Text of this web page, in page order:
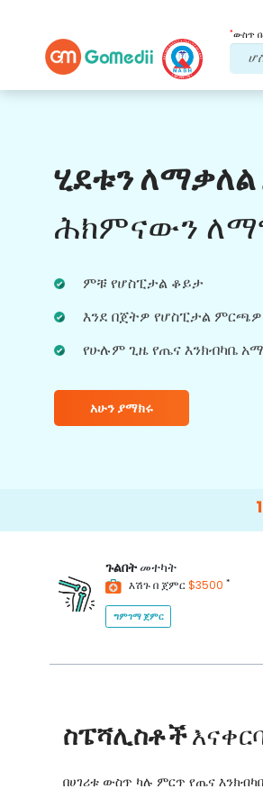
*ውስጥ
ሂደቱን
ሕክምናውን
ምቹ የሆስፒታል ቆይታ
እንደ በጀትዎ የሆስፒታል
የሁሉም ጊዜ የጤና እንክብካቤ
አሁን ያማክሩ
የድህረ ህክምናክትትል
የሚደረግበት
በሕክምና ፍላጎቶችዎ ላይ መደበኛ ዝመናዎች።
ጉልበትመተካት
እሽጉ በ ጀምር$3500 *
ግምገማ ጀምር
ስፔሻሊስቶች
በሀገሪቱ ውስጥ ካሉ ምርጥ የጤና